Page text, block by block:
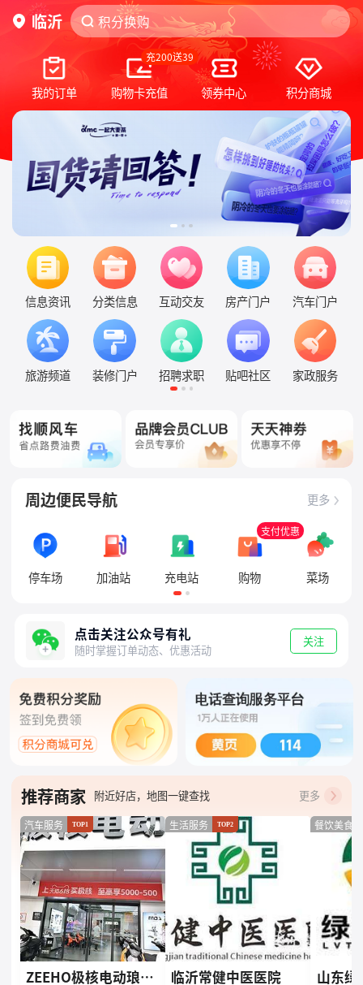
积分换购
双11狂欢福利补贴
临沂
积分换购
双11狂欢福利补贴
我的订单
充200送39
购物卡充值 领券中心 积分商城
信息资讯 分类信息 互动交友 房产门户 汽车门户
旅游频道 装修门户 招聘求职 贴吧社区 家政服务
周边便民导航 更多
停车场 加油站 充电站
支付优惠
购物 菜场
点击关注公众号有礼
随时掌握订单动态、优惠活动
关注
推荐商家 附近好店，地图一键查找
最新入驻，优惠最低6折起
更多
汽车服务 TOP1
ZEEHO极核电动琅琊
生活服务 TOP2
临沂常健中医医院
餐饮美食
山东绿